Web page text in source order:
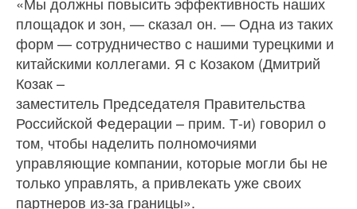
площадок и зон, — сказал он. — Одна из таких
форм — сотрудничество с нашими турецкими и
китайскими коллегами. Я с Козаком (Дмитрий
Козак –
заместитель Председателя Правительства
Российской Федерации – прим. Т-и) говорил о
том, чтобы наделить полномочиями
управляющие компании, которые могли бы не
только управлять, а привлекать уже своих
партнеров из-за границы».